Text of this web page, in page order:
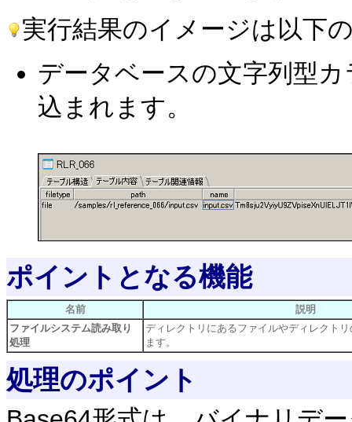
実行結果のイメージは以下
データベースの文字列型
込まれます。
ポイントとなる機能
名前
説明
ファイルシステム読み取り
処理
ディレクトリにあるファイルやディレクト
ます。
処理のポイント